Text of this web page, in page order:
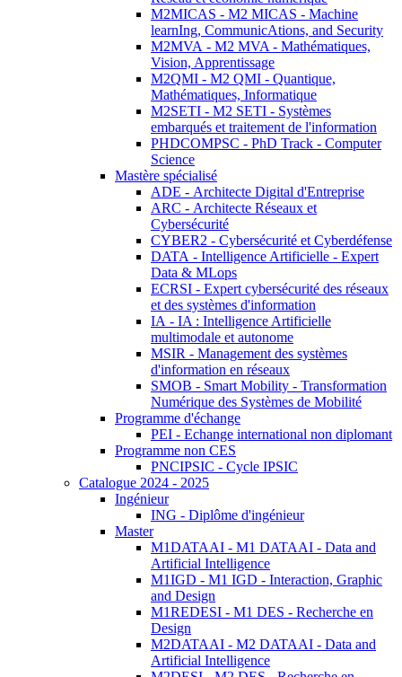
M2MICAS - M2 MICAS - Machine
learnIng, CommunicAtions, and Security
M2MVA - M2 MVA - Mathématiques,
Vision, Apprentissage
M2QMI - M2 QMI - Quantique,
Mathématiques, Informatique
M2SETI - M2 SETI - Systèmes
embarqués et traitement de l'information
PHDCOMPSC - PhD Track - Computer
Science
Mastère spécialisé
ADE - Architecte Digital d'Entreprise
ARC - Architecte Réseaux et
Cybersécurité
CYBER2 - Cybersécurité et Cyberdéfense
DATA - Intelligence Artificielle - Expert
Data & MLops
ECRSI - Expert cybersécurité des réseaux
et des systèmes d'information
IA - IA : Intelligence Artificielle
multimodale et autonome
MSIR - Management des systèmes
d'information en réseaux
SMOB - Smart Mobility - Transformation
Numérique des Systèmes de Mobilité
Programme d'échange
PEI - Echange international non diplomant
Programme non CES
PNCIPSIC - Cycle IPSIC
Catalogue 2024 - 2025
Ingénieur
ING - Diplôme d'ingénieur
Master
M1DATAAI - M1 DATAAI - Data and
Artificial Intelligence
M1IGD - M1 IGD - Interaction, Graphic
and Design
M1REDESI - M1 DES - Recherche en
Design
M2DATAAI - M2 DATAAI - Data and
Artificial Intelligence